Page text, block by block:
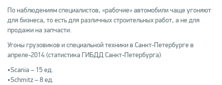
По наблюдениям специалистов, «рабочие» автомобили чаще угоняют
для бизнеса, то есть для различных строительных работ, а не для
продажи на запчасти.
Угоны грузовиков и специальной техники в Санкт-Петербурге в
апреле-2014 (статистика ГИБДД Санкт-Петербурга)
•Scania – 15 ед.
•Schmitz – 8 ед.